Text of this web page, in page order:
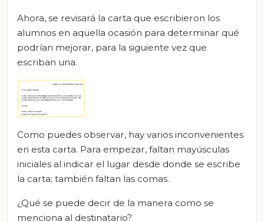
Ahora, se revisará la carta que escribieron los
alumnos en aquella ocasión para determinar qué
podrían mejorar, para la siguiente vez que
escriban una.
Como puedes observar, hay varios inconvenientes
en esta carta. Para empezar, faltan mayúsculas
iniciales al indicar el lugar desde donde se escribe
la carta; también faltan las comas.
¿Qué se puede decir de la manera como se
menciona al destinatario?